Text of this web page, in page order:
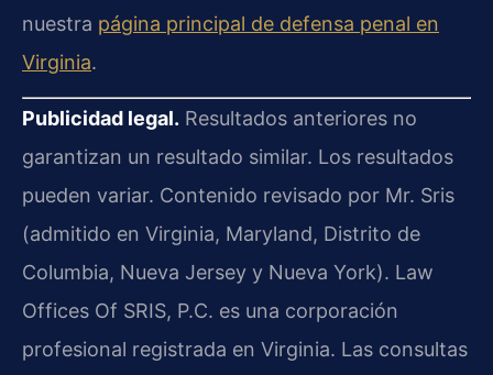
nuestra página principal de defensa penal en
Virginia.
Publicidad legal. Resultados anteriores no
garantizan un resultado similar. Los resultados
pueden variar. Contenido revisado por Mr. Sris
(admitido en Virginia, Maryland, Distrito de
Columbia, Nueva Jersey y Nueva York). Law
Offices Of SRIS, P.C. es una corporación
profesional registrada en Virginia. Las consultas